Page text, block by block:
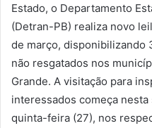
Estado, o Departamento
(Detran-PB) realiza novo
de março, disponibilizando
não resgatados nos
Grande. A visitação para
interessados começa
quinta-feira (27), nos